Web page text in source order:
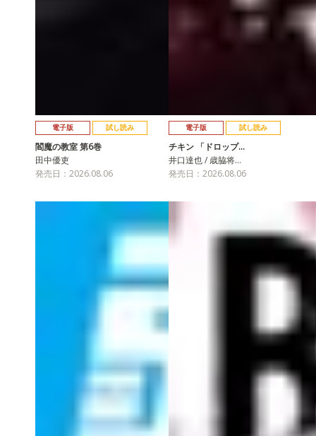
電子版 試し読み
閻魔の教室 第6巻
田中優吏
発売日：2026.08.06
電子版 試し読み
チキン 「ドロップ…
井口達也 / 歳脇将…
発売日：2026.08.06